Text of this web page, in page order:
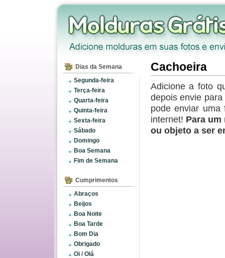
Dias da Semana
Segunda-feira
Terça-feira
Quarta-feira
Quinta-feira
Sexta-feira
Sábado
Domingo
Boa Semana
Fim de Semana
Cumprimentos
Abraços
Beijos
Boa Noite
Boa Tarde
Bom Dia
Obrigado
Oi / Olá
Cachoeira
Adicione a foto
depois envie
pode enviar
internet! Para
ou objeto a ser